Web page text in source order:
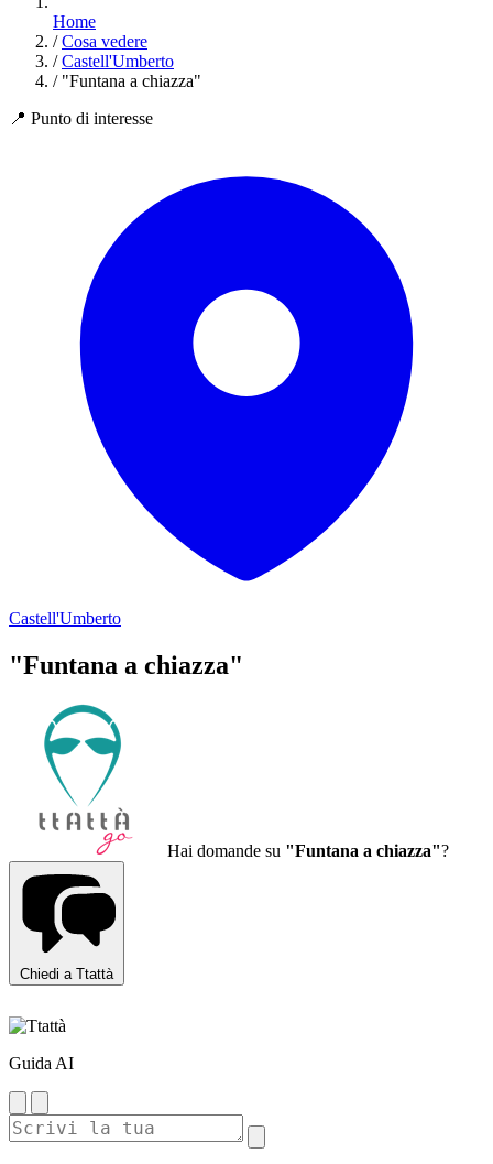
Home
/ Cosa vedere
/ Castell'Umberto
/ "Funtana a chiazza"
📍 Punto di interesse
Castell'Umberto
"Funtana a chiazza"
Hai domande su "Funtana a chiazza"?
Chiedi a Ttattà
Guida AI